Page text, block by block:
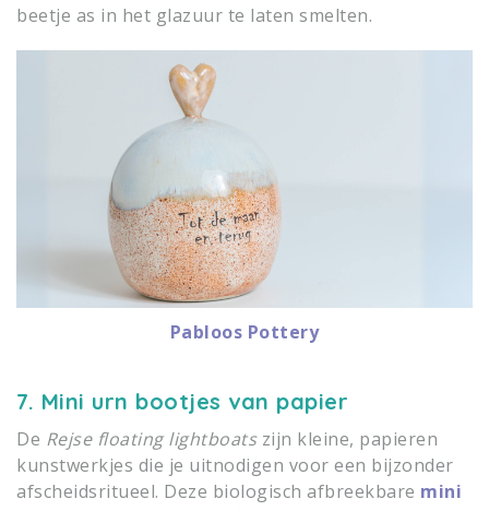
beetje as in het glazuur te laten smelten.
Pabloos Pottery
7. Mini urn bootjes van papier
De Rejse floating lightboatszijn kleine, papieren
kunstwerkjes die je uitnodigen voor een bijzonder
afscheidsritueel. Deze biologisch afbreekbare mini